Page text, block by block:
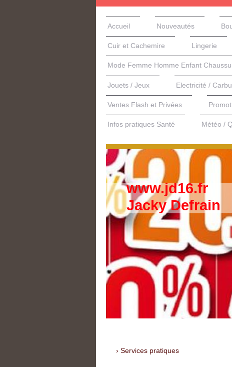
Accueil Nouveautés
Cuir et Cachemire Lingerie
Mode Femme Homme Enfant
Jouets / Jeux Electricité /
Ventes Flash et Privées
Infos pratiques Santé Météo /
www.jd16.fr
Jacky Defrain
Services pratiques